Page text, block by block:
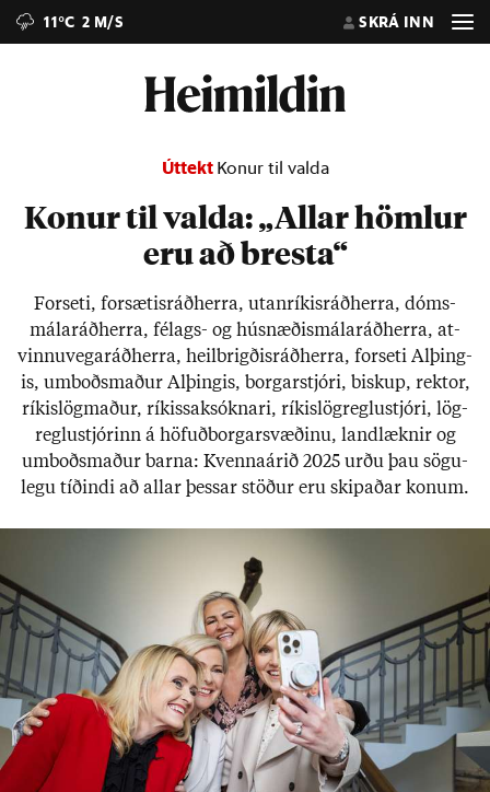
11°C 2 M/S SKRÁ INN
Úttekt Konur til valda
Konur til valda: „Allar hömlur
eru að bresta“
For­seti, for­sæt­is­ráð­herra, ut­an­rík­is­ráð­herra, dóms­
mála­ráð­herra, fé­lags- og hús­næð­is­mála­ráð­herra, at­
vinnu­vega­ráð­herra, heil­brigð­is­ráð­herra, for­seti Al­þing­
is, um­boðs­mað­ur Al­þing­is, borg­ar­stjóri, bisk­up, rektor,
rík­is­lög­mað­ur, rík­is­sak­sókn­ari, rík­is­lög­reglu­stjóri, lög­
reglu­stjór­inn á höf­uð­borg­ar­svæð­inu, land­lækn­ir og
um­boðs­mað­ur barna: Kvenna­ár­ið 2025 urðu þau sögu­
legu tíð­indi að all­ar þess­ar stöð­ur eru skip­að­ar kon­um.